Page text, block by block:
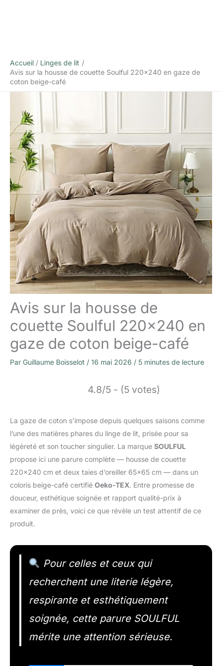
Accueil
Linges de lit
Avis sur la housse de couette Soulful 220×240 en gaze de
coton beige-café
Avis sur la housse de
couette Soulful 220×240 en
gaze de coton beige-café
Par Guillaume Boisselot / 16 mai 2026 / 5 minutes de lecture
4.8/5 - (5 votes)
La gaze de coton s’impose depuis quelques saisons comme
l’une des matières phares du linge de lit, prisée pour sa
légèreté et son toucher singulier. La marque SOULFUL
propose ici une parure complète — housse de couette
220×240 cm et deux taies d’oreiller 65×65 cm — dans un
coloris beige-café certifié Oeko-TEX. Entre promesse de
douceur, esthétique soignée et rapport qualité-prix à
examiner de près, voici ce que révèle un test attentif de ce
produit.
Pour celles et ceux qui
recherchent une literie légère,
respirante et esthétiquement
soignée, cette parure SOULFUL
mérite une attention sérieuse.